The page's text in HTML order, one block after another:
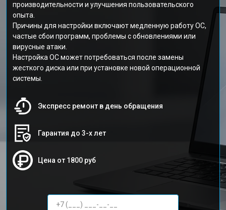
производительности и улучшения пользовательского
опыта.
Причины для настройки включают медленную работу ОС,
частые сбои программ, проблемы с обновлениями или
вирусные атаки.
Настройка ОС может потребоваться после замены
жесткого диска или при установке новой операционной
системы.
Экспресс ремонт в день обращения
Гарантия до 3-х лет
Цена от 1800 руб